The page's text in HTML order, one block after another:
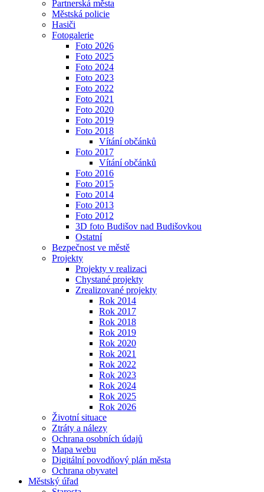
Partnerská města
Městská policie
Hasiči
Fotogalerie
Foto 2026
Foto 2025
Foto 2024
Foto 2023
Foto 2022
Foto 2021
Foto 2020
Foto 2019
Foto 2018
Vítání občánků
Foto 2017
Vítání občánků
Foto 2016
Foto 2015
Foto 2014
Foto 2013
Foto 2012
3D foto Budišov nad Budišovkou
Ostatní
Bezpečnost ve městě
Projekty
Projekty v realizaci
Chystané projekty
Zrealizované projekty
Rok 2014
Rok 2017
Rok 2018
Rok 2019
Rok 2020
Rok 2021
Rok 2022
Rok 2023
Rok 2024
Rok 2025
Rok 2026
Životní situace
Ztráty a nálezy
Ochrana osobních údajů
Mapa webu
Digitální povodňový plán města
Ochrana obyvatel
Městský úřad